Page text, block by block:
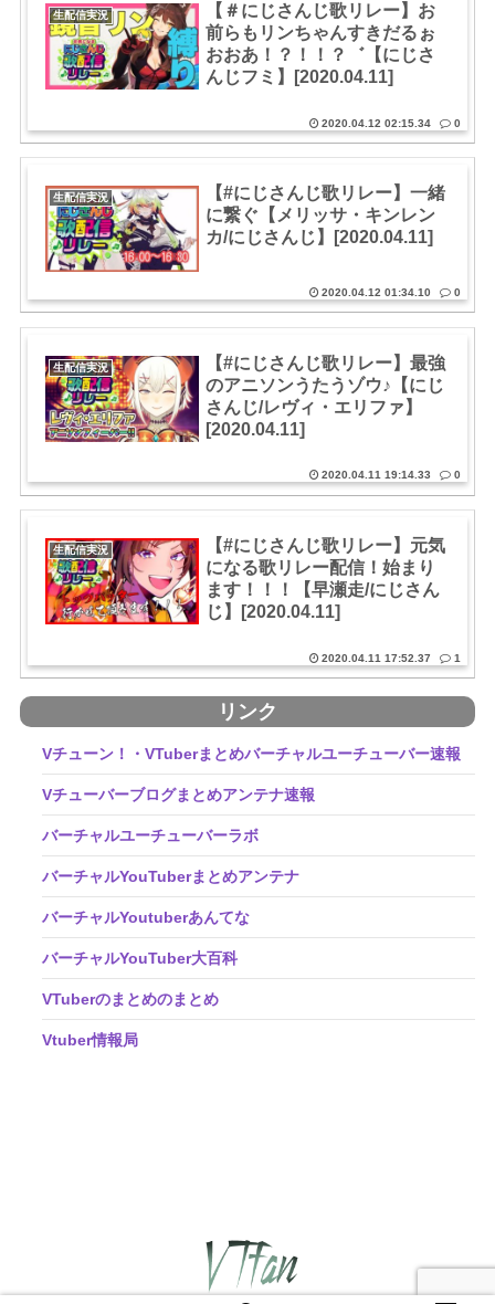
生配信実況
【＃にじさんじ歌リレー】お
前らもリンちゃんすきだるぉ
おおあ！？！！？゛【にじさ
んじフミ】[2020.04.11]
2020.04.12 02:15.34 0
生配信実況
【#にじさんじ歌リレー】一緒
に繋ぐ【メリッサ・キンレン
カ/にじさんじ】[2020.04.11]
2020.04.12 01:34.10 0
生配信実況
【#にじさんじ歌リレー】最強
のアニソンうたうゾウ♪【にじ
さんじ/レヴィ・エリファ】
[2020.04.11]
2020.04.11 19:14.33 0
生配信実況
【#にじさんじ歌リレー】元気
になる歌リレー配信！始まり
ます！！！【早瀬走/にじさん
じ】[2020.04.11]
2020.04.11 17:52.37 1
リンク
Vチューン！・VTuberまとめバーチャルユーチューバー速報
Vチューバーブログまとめアンテナ速報
バーチャルユーチューバーラボ
バーチャルYouTuberまとめアンテナ
バーチャルYoutuberあんてな
バーチャルYouTuber大百科
VTuberのまとめのまとめ
Vtuber情報局